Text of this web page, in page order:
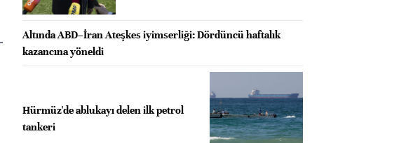
Altında ABD–İran Ateşkes iyimserliği: Dördüncü haftalık
kazancına yöneldi
Hürmüz'de ablukayı delen ilk petrol
tankeri